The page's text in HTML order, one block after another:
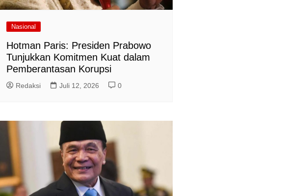
Nasional
Hotman Paris: Presiden Prabowo
Tunjukkan Komitmen Kuat dalam
Pemberantasan Korupsi
Redaksi Juli 12, 2026 0